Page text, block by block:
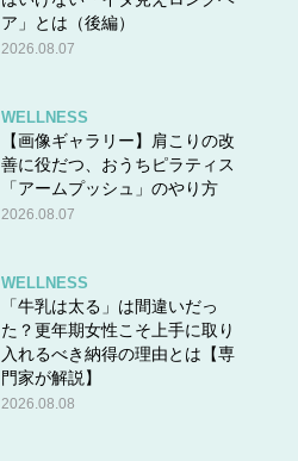
ア」とは（後編）
2026.08.07
WELLNESS
【画像ギャラリー】肩こりの改
善に役だつ、おうちピラティス
「アームプッシュ」のやり方
2026.08.07
WELLNESS
「牛乳は太る」は間違いだっ
た？更年期女性こそ上手に取り
入れるべき納得の理由とは【専
門家が解説】
2026.08.08